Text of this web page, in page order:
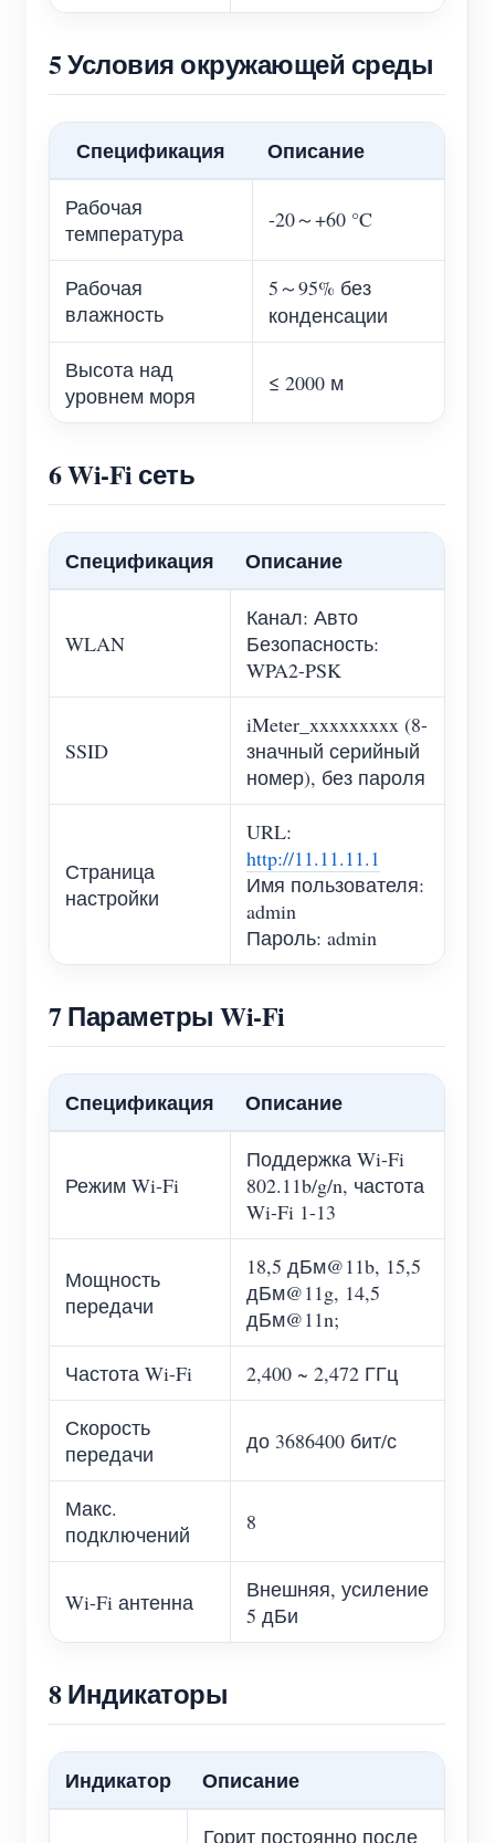
5 Условия окружающей среды
Спецификация Описание
Рабочая
температура
-20～+60 °C
Рабочая
влажность
5～95% без
конденсации
Высота над
уровнем моря
≤ 2000 м
6 Wi-Fi сеть
Спецификация Описание
WLAN
Канал: Авто
Безопасность:
WPA2-PSK
SSID
iMeter_xxxxxxxxx (8-
значный серийный
номер), без пароля
Страница
настройки
URL:
http://11.11.11.1
Имя пользователя:
admin
Пароль: admin
7 Параметры Wi-Fi
Спецификация Описание
Режим Wi-Fi
Поддержка Wi-Fi
802.11b/g/n, частота
Wi-Fi 1-13
Мощность
передачи
18,5 дБм@11b, 15,5
дБм@11g, 14,5
дБм@11n;
Частота Wi-Fi 2,400 ~ 2,472 ГГц
Скорость
передачи
до 3686400 бит/с
Макс.
подключений
8
Wi-Fi антенна
Внешняя, усиление
5 дБи
8 Индикаторы
Индикатор Описание
Горит постоянно после